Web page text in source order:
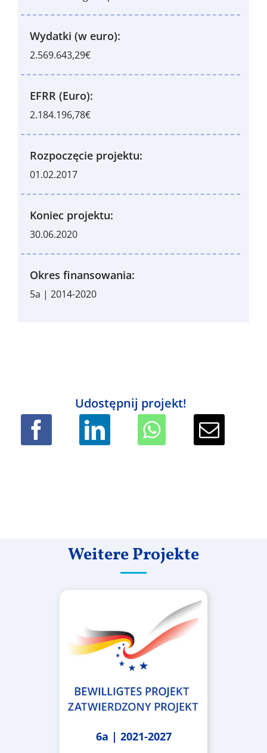
Wydatki (w euro):
2.569.643,29€
EFRR (Euro):
2.184.196,78€
Rozpoczęcie projektu:
01.02.2017
Koniec projektu:
30.06.2020
Okres finansowania:
5a | 2014-2020
Udostępnij projekt!
Weitere Projekte
6a | 2021-2027